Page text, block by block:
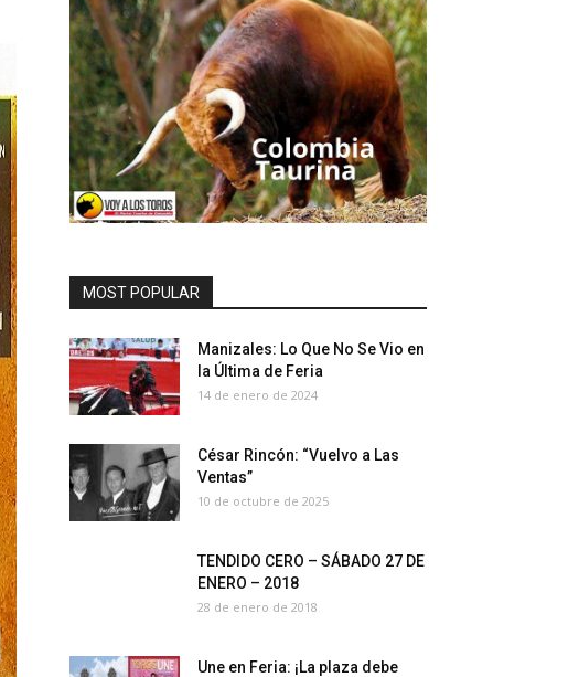
MOST POPULAR
Manizales: Lo Que No Se Vio en
la Última de Feria
14 de enero de 2024
César Rincón: “Vuelvo a Las
Ventas”
10 de octubre de 2025
TENDIDO CERO – SÁBADO 27 DE
ENERO – 2018
28 de enero de 2018
Une en Feria: ¡La plaza debe